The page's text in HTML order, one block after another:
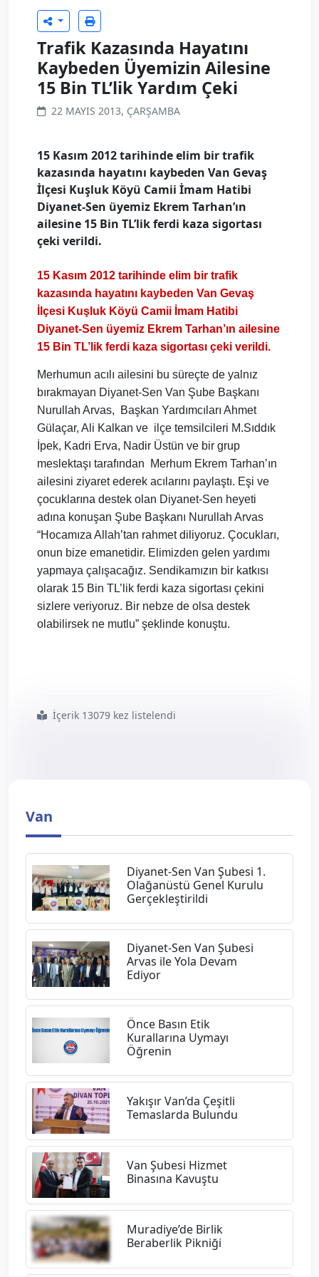
Trafik Kazasında Hayatını
Kaybeden Üyemizin Ailesine
15 Bin TL’lik Yardım Çeki
22 MAYIS 2013, ÇARŞAMBA
15 Kasım 2012 tarihinde elim bir trafik
kazasında hayatını kaybeden Van Gevaş
İlçesi Kuşluk Köyü Camii İmam Hatibi
Diyanet-Sen üyemiz Ekrem Tarhan’ın
ailesine 15 Bin TL’lik ferdi kaza sigortası
çeki verildi.
15 Kasım 2012 tarihinde elim bir trafik
kazasında hayatını kaybeden Van Gevaş
İlçesi Kuşluk Köyü Camii İmam Hatibi
Diyanet-Sen üyemiz Ekrem Tarhan’ın ailesine
15 Bin TL’lik ferdi kaza sigortası çeki verildi.
Merhumun acılı ailesini bu süreçte de yalnız
bırakmayan Diyanet-Sen Van Şube Başkanı
Nurullah Arvas,
Başkan Yardımcıları Ahmet
Gülaçar, Ali Kalkan ve ilçe temsilcileri M.Sıddık
İpek, Kadri Erva, Nadir Üstün ve bir grup
meslektaşı tarafından
Merhum Ekrem Tarhan’ın
ailesini ziyaret ederek acılarını paylaştı. Eşi ve
çocuklarına destek olan Diyanet-Sen heyeti
adına konuşan Şube Başkanı Nurullah Arvas
“Hocamıza Allah’tan rahmet diliyoruz. Çocukları,
onun bize emanetidir. Elimizden gelen yardımı
yapmaya çalışacağız. Sendikamızın bir katkısı
olarak 15 Bin TL’lik ferdi kaza sigortası çekini
sizlere veriyoruz. Bir nebze de olsa destek
olabilirsek ne mutlu” şeklinde konuştu.
#trafik
#kazasında
#hayatını
#kaybeden
#üyemizin
#ailesine
#15
#bin
#tl8217 lik
#yardım
#çekiİçerik 13079 kez listelendi
Van
Diyanet-Sen Van Şubesi 1.
Olağanüstü Genel Kurulu
Gerçekleştirildi
Diyanet-Sen Van Şubesi
Arvas ile Yola Devam
Ediyor
Önce Basın Etik
Kurallarına Uymayı
Öğrenin
Yakışır Van’da Çeşitli
Temaslarda Bulundu
Van Şubesi Hizmet
Binasına Kavuştu
Muradiye’de Birlik
Beraberlik Pikniği